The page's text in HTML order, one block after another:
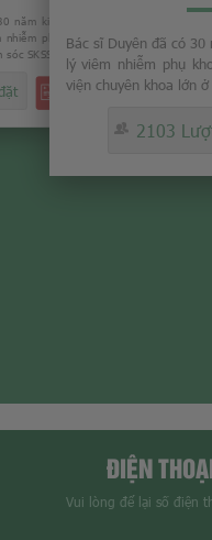
năm kinh nghiệm trong việc
phụ khoa. Từng là Phó
SKSS tỉnh Thái Bình...
ĐẶT HẸN NGAY
Bác sĩ Duyên đã có
lý viêm nhiễm phụ
viện chuyên khoa lớn
2103
ĐIỆN
Vui lòng để lại số điện